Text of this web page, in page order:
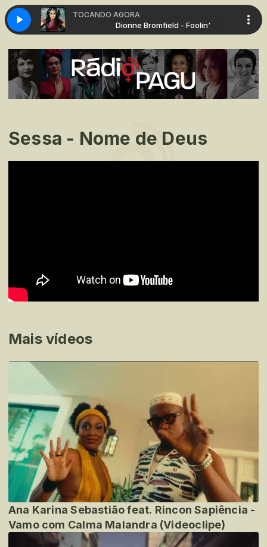
TOCANDO AGORA
- Foolin' Dionne Bromfield - Foolin'
Sessa - Nome de Deus
Mais vídeos
Ana Karina Sebastião feat. Rincon Sapiência -
Vamo com Calma Malandra (Videoclipe)